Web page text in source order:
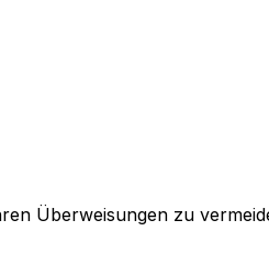
Überweisungen zu